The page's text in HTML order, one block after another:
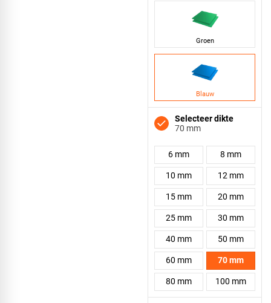
Groen
Blauw
Selecteer dikte
70 mm
6 mm 8 mm
10 mm 12 mm
15 mm 20 mm
25 mm 30 mm
40 mm 50 mm
60 mm 70 mm
80 mm 100 mm